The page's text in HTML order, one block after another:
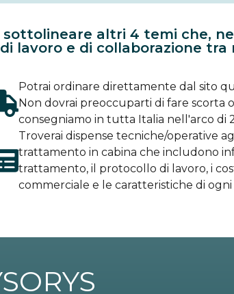
altri 4 temi che,
lavoro e di collaborazione tra
Potrai ordinare direttamente dal sito
Non dovrai preoccuparti di fare scorta
consegniamo in tutta Italia nell'arco di
Troverai dispense tecniche/operative
trattamento in cabina che includono
trattamento, il protocollo di lavoro, i
commerciale e le caratteristiche di